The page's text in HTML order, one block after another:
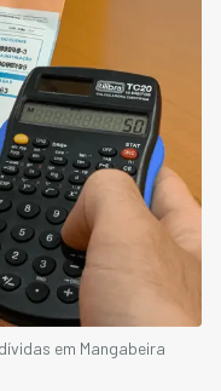
em Mangabeira